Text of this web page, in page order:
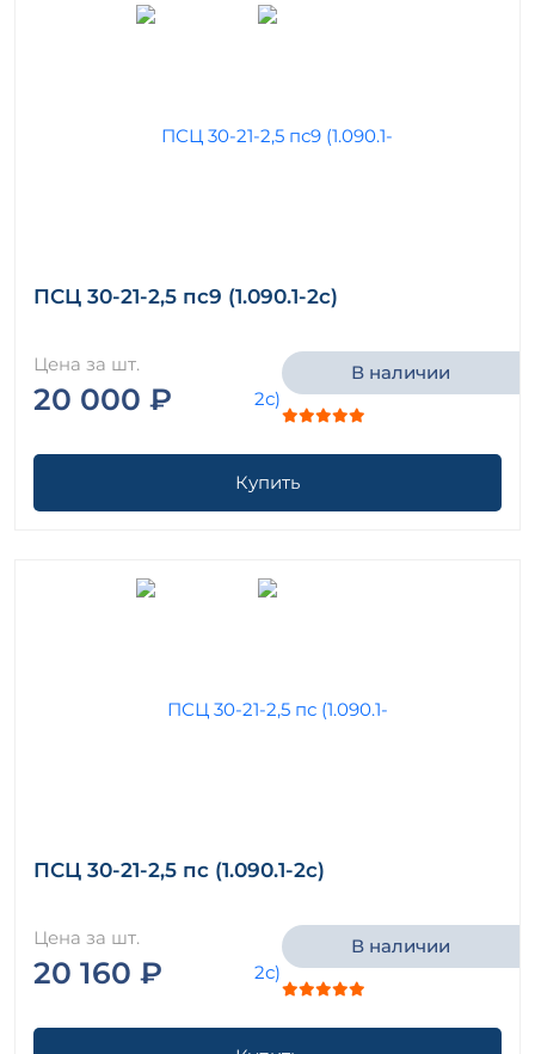
ПСЦ 30-21-2,5 пс9 (1.090.1-2с)
Цена за шт.
20 000 ₽
В наличии
Купить
ПСЦ 30-21-2,5 пс (1.090.1-2с)
Цена за шт.
20 160 ₽
В наличии